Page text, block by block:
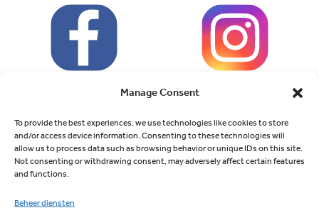
Manage Consent
To provide the best experiences, we use technologies like cookies to store
and/or access device information. Consenting to these technologies will
allow us to process data such as browsing behavior or unique IDs on this site.
Not consenting or withdrawing consent, may adversely affect certain features
and functions.
Beheer diensten